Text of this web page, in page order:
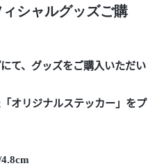
シャルグッズご購
て、グッズをご購入いただい
オリジナルステッカー」をプ